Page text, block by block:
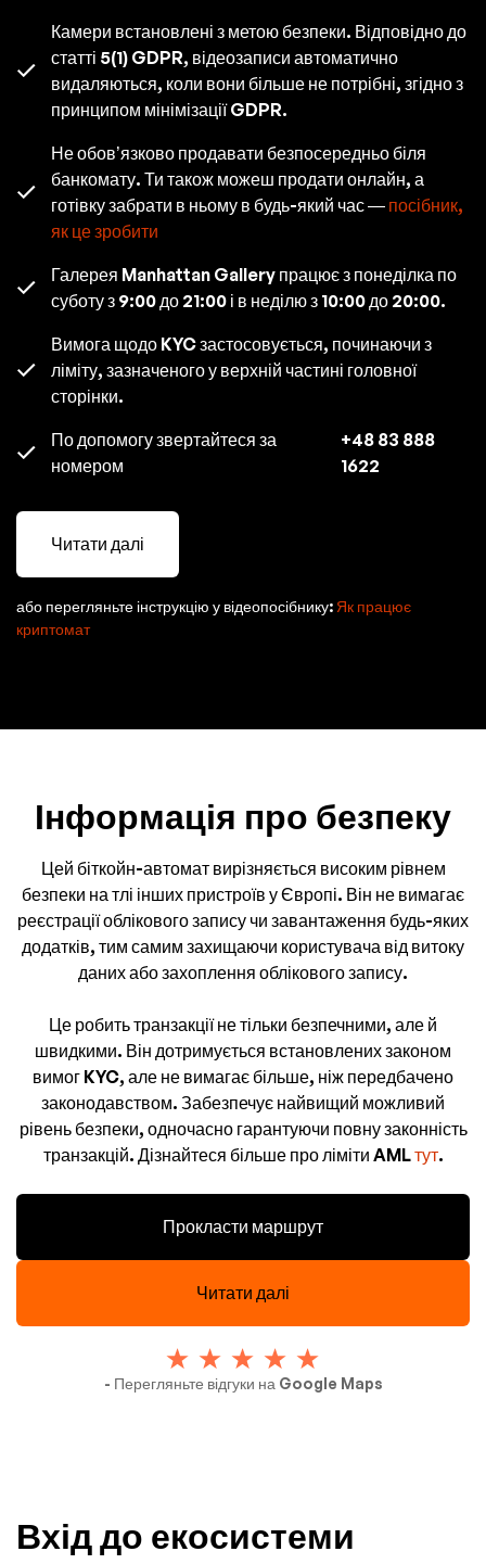
Камери встановлені з метою безпеки. Відповідно до
статті 5(1) GDPR, відеозаписи автоматично
видаляються, коли вони більше не потрібні, згідно з
принципом мінімізації GDPR.
Не обов’язково продавати безпосередньо біля
банкомату. Ти також можеш продати онлайн, а
готівку забрати в ньому в будь-який час — посібник,
як це зробити
Галерея Manhattan Gallery працює з понеділка по
суботу з 9:00 до 21:00 і в неділю з 10:00 до 20:00.
Вимога щодо KYC застосовується, починаючи з
ліміту, зазначеного у верхній частині головної
сторінки.
По допомогу звертайтеся за
номером
+48 83 888
1622
Читати далі
або перегляньте інструкцію у відеопосібнику: Як працює
криптомат
Інформація про безпеку
Цей біткойн-автомат вирізняється високим рівнем
безпеки на тлі інших пристроїв у Європі. Він не вимагає
реєстрації облікового запису чи завантаження будь-яких
додатків, тим самим захищаючи користувача від витоку
даних або захоплення облікового запису.
Це робить транзакції не тільки безпечними, але й
швидкими. Він дотримується встановлених законом
вимог KYC, але не вимагає більше, ніж передбачено
законодавством. Забезпечує найвищий можливий
рівень безпеки, одночасно гарантуючи повну законність
транзакцій. Дізнайтеся більше про ліміти AMLтут.
Прокласти маршрут
Читати далі
- Перегляньте відгуки на Google Maps
Вхід до екосистеми